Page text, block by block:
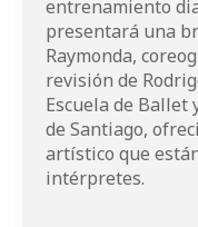
entrenamiento
presentará una
Raymonda,
revisión de
Escuela de
de Santiago,
artístico que
intérpretes.